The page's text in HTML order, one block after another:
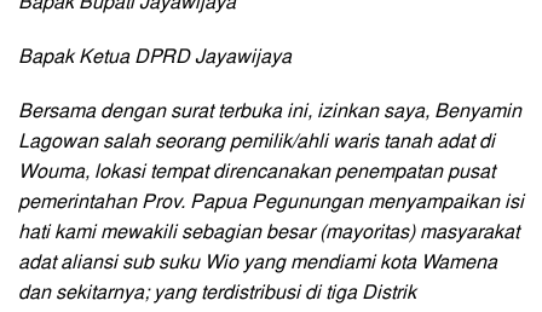
Bapak Ketua DPRD Jayawijaya
Bersama dengan surat terbuka ini, izinkan saya, Benyamin
Lagowan salah seorang pemilik/ahli waris tanah adat di
Wouma, lokasi tempat direncanakan penempatan pusat
pemerintahan Prov. Papua Pegunungan menyampaikan isi
hati kami mewakili sebagian besar (mayoritas) masyarakat
adat aliansi sub suku Wio yang mendiami kota Wamena
dan sekitarnya; yang terdistribusi di tiga Distrik